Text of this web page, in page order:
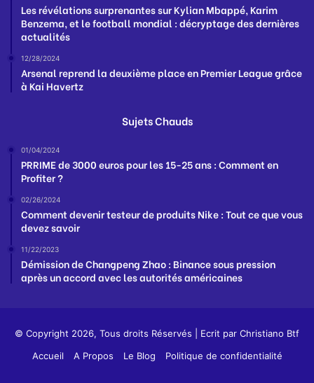
Les révélations surprenantes sur Kylian Mbappé, Karim
Benzema, et le football mondial : décryptage des dernières
actualités
12/28/2024
Arsenal reprend la deuxième place en Premier League grâce
à Kai Havertz
Sujets Chauds
01/04/2024
PRRIME de 3000 euros pour les 15-25 ans : Comment en
Profiter ?
02/26/2024
Comment devenir testeur de produits Nike : Tout ce que vous
devez savoir
11/22/2023
Démission de Changpeng Zhao : Binance sous pression
après un accord avec les autorités américaines
© Copyright 2026, Tous droits Réservés | Ecrit par Christiano Btf
Accueil
A Propos Le Blog Politique de confidentialité